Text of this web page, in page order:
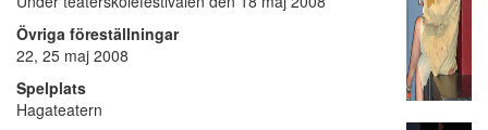
Övriga föreställningar
22, 25 maj 2008
Spelplats
Hagateatern